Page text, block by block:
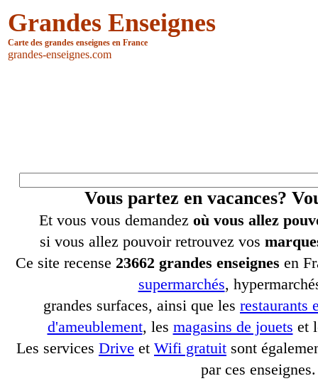
Grandes Enseignes
Carte des grandes enseignes en France
grandes-enseignes.com
Vous partez en vacances?
Et vous vous demandez où vous allez
si vous allez pouvoir retrouvez vos
Ce site recense 23662 grandes enseignes en
supermarchés,
grandes surfaces, ainsi que les restaurants
d'ameublement, les magasins de jouets et
Les services Drive et Wifi gratuit sont
par ces enseignes.